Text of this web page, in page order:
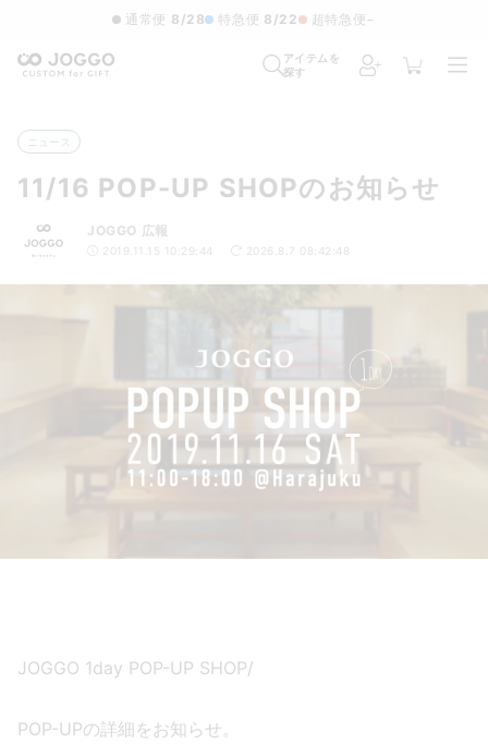
通常便 8/28 特急便 8/22 超特急便−
アイテムを
探す
ニュース
11/16 POP-UP SHOPのお知らせ
JOGGO 広報
2019.11.15 10:29:44 2026.8.7 08:42:48
JOGGO 1day POP-UP SHOP/
POP-UPの詳細をお知らせ。